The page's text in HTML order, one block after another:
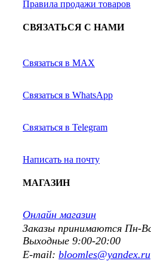
Правила продажи товаров
СВЯЗАТЬСЯ С НАМИ
Связаться в MAX
Связаться в WhatsApp
Связаться в Telegram
Написать на почту
МАГАЗИН
Онлайн магазин
Заказы принимаются Пн-
Выходные 9:00-20:00
E-mail: bloomles@yandex.ru